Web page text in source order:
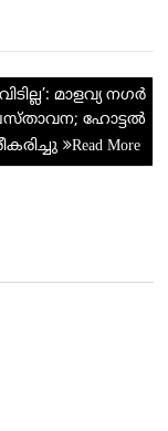
മാളവ്യ നഗർ
ഹോട്ടൽ